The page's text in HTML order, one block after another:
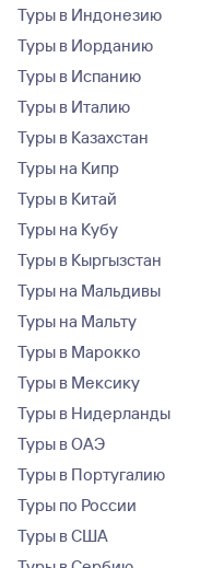
Туры в Индонезию
Туры в Иорданию
Туры в Испанию
Туры в Италию
Туры в Казахстан
Туры на Кипр
Туры в Китай
Туры на Кубу
Туры в Кыргызстан
Туры на Мальдивы
Туры на Мальту
Туры в Марокко
Туры в Мексику
Туры в Нидерланды
Туры в ОАЭ
Туры в Португалию
Туры по России
Туры в США